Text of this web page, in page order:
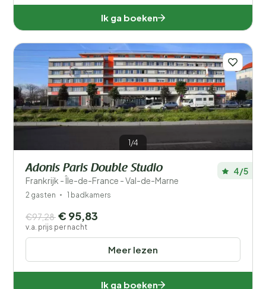
Ik ga boeken
1/4
Adonis Paris Double Studio
Frankrijk - Île-de-France - Val-de-Marne
4/5
2 gasten 1 badkamers
Meer lezen
€97,28 € 95,83
v.a. prijs per nacht
Ik ga boeken